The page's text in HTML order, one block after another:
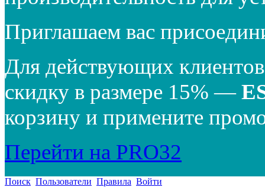
Приглашаем вас
Для действующих
скидку в размере 15% —
корзину и примените
Перейти на PRO32
Поиск Пользователи Правила Войти